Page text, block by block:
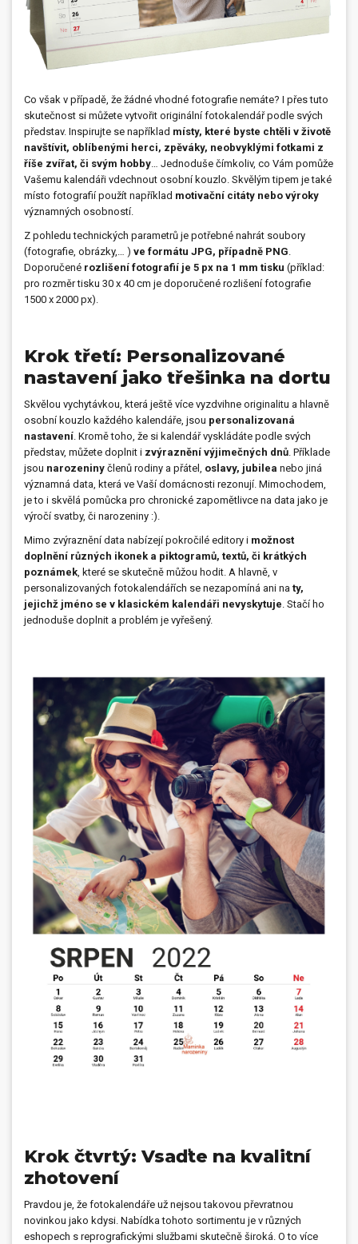
Co však v případě, že žádné vhodné fotografie nemáte? I přes tuto
skutečnost si můžete vytvořit originální fotokalendář podle svých
představ. Inspirujte se například místy, které byste chtěli v životě
navštívit, oblíbenými herci, zpěváky, neobvyklými fotkami z
říše zvířat, či svým hobby … Jednoduše čímkoliv, co Vám pomůže
Vašemu kalendáři vdechnout osobní kouzlo. Skvělým tipem je také
místo fotografií použít například motivační citáty nebo výroky
významných osobností.
Z pohledu technických parametrů je potřebné nahrát soubory
(fotografie, obrázky,… ) ve formátu JPG, případně PNG
Doporučené rozlišení fotografií je 5 px na 1 mm tisku (příklad:
pro rozměr tisku 30 x 40 cm je doporučené rozlišení fotografie
1500 x 2000 px).
Krok třetí: Personalizované
nastavení jako třešinka na dortu
Skvělou vychytávkou, která ještě více vyzdvihne originalitu a hlavně
osobní kouzlo každého kalendáře, jsou personalizovaná
nastavení . Kromě toho, že si kalendář vyskládáte podle svých
představ, můžete doplnit i zvýraznění výjimečných dnů . Příklade
jsou narozeniny členů rodiny a přátel, oslavy, jubilea nebo jiná
významná data, která ve Vaší domácnosti rezonují. Mimochodem,
je to i skvělá pomůcka pro chronické zapomětlivce na data jako je
výročí svatby, či narozeniny :).
Mimo zvýraznění data nabízejí pokročilé editory i možnost
doplnění různých ikonek a piktogramů, textů, či krátkých
poznámek , které se skutečně můžou hodit. A hlavně, v
personalizovaných fotokalendářích se nezapomíná ani na ty,
jejichž jméno se v klasickém kalendáři nevyskytuje . Stačí ho
jednoduše doplnit a problém je vyřešený.
Krok čtvrtý: Vsaďte na kvalitní
zhotovení
Pravdou je, že fotokalendáře už nejsou takovou převratnou
novinkou jako kdysi. Nabídka tohoto sortimentu je v různých
eshopech s reprografickými službami skutečně široká. O to více